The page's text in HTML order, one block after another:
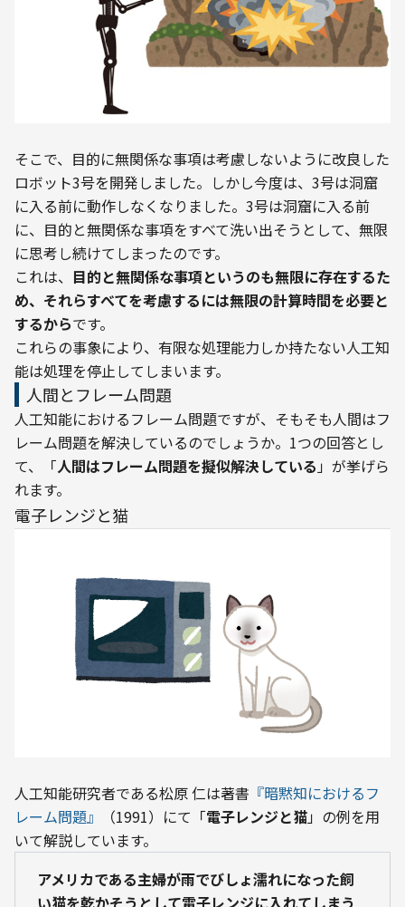
そこで、目的に無関係な事項は考慮しないように改良した
ロボット3号を開発しました。しかし今度は、3号は洞窟
に入る前に動作しなくなりました。3号は洞窟に入る前
に、目的と無関係な事項をすべて洗い出そうとして、無限
に思考し続けてしまったのです。
これは、 目的と無関係な事項というのも無限に存在するた
め、それらすべてを考慮するには無限の計算時間を必要と
するからです。
これらの事象により、有限な処理能力しか持たない人工知
能は処理を停止してしまいます。
人間とフレーム問題
人工知能におけるフレーム問題ですが、そもそも人間はフ
レーム問題を解決しているのでしょうか。1つの回答とし
て、「人間はフレーム問題を擬似解決している」が挙げら
れます。
電子レンジと猫
人工知能研究者である松原 仁は著書 『暗黙知におけるフ
レーム問題』
（1991）にて「電子レンジと猫」の例を用
いて解説しています。
アメリカである主婦が雨でびしょ濡れになった飼
い猫を乾かそうとして電子レンジに入れてしまう